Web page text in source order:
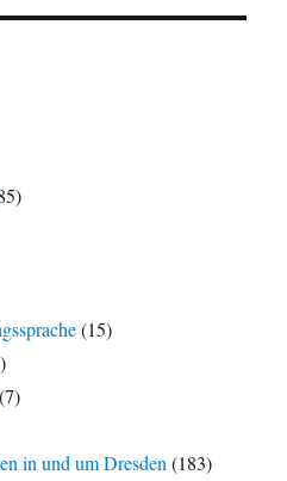
(15)
(7)
in und um Dresden (183)